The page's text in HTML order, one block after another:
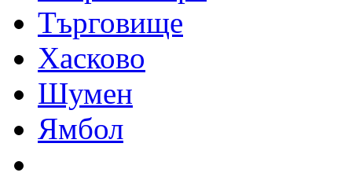
Търговище
Хасково
Шумен
Ямбол